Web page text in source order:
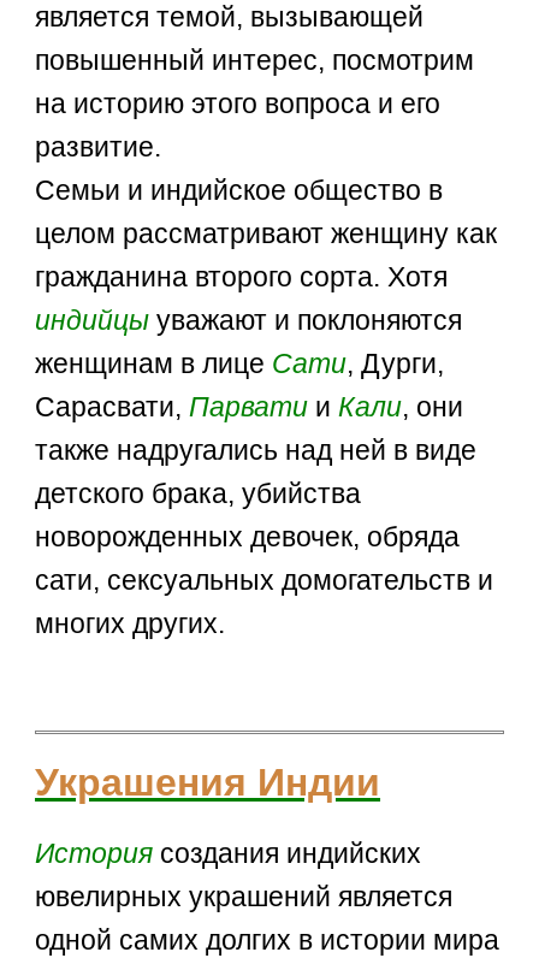
является темой, вызывающей
повышенный интерес, посмотрим
на историю этого вопроса и его
развитие.
Семьи и индийское общество в
целом рассматривают женщину как
гражданина второго сорта. Хотя
индийцы уважают и поклоняются
женщинам в лице Сати, Дурги,
Сарасвати,Парвати иКали, они
также надругались над ней в виде
детского брака, убийства
новорожденных девочек, обряда
сати, сексуальных домогательств и
многих других.
Украшения Индии
История создания индийских
ювелирных украшений является
одной самих долгих в истории мира